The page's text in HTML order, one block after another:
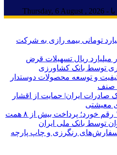
خسارت ۵۰۰ میلیارد تومانی بیمه رازی به شرکت
افزون بر ۳۲ هزار میلیارد ریال تسهیلات قرض
توسط بانک کشاورزی
و توسعه محصولات دوستدار
صنف
بانک صادرات ایران| حمایت از اقشار
معیشتی
در چهار ماه نخست ۱۴۰۵ رقم خورد؛ پرداخت بیش از ۸ همت
توسط بانک ملی ایران
رنگرزی و چاپ پارچه